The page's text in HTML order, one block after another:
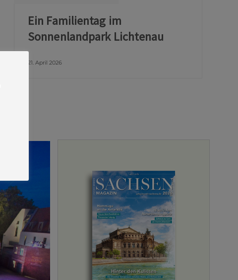
Ein Familientag im
Sonnenlandpark Lichtenau
21. April 2026